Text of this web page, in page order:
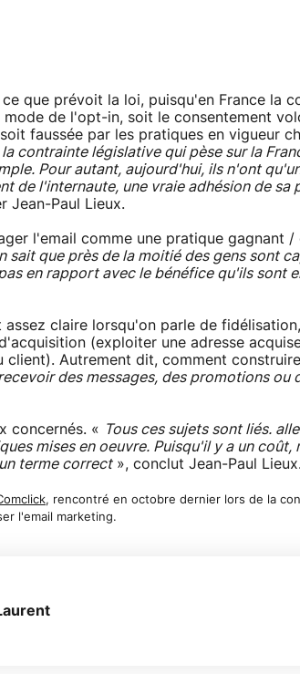
que prévoit la loi, puisqu'en France la
mode de l'opt-in, soit le consentement
faussée par les pratiques en vigueur
contrainte législative qui pèse sur la
Pour autant, aujourd'hui, ils n'ont
de l'internaute, une vraie adhésion de sa
Jean-Paul Lieux.
l'email comme une pratique gagnant
sait que près de la moitié des gens sont
en rapport avec le bénéfice qu'ils sont
claire lorsqu'on parle de
(exploiter une adresse
Autrement dit, comment
des messages, des promotions ou
concernés. « Tous ces sujets sont liés.
mises en oeuvre. Puisqu'il y a un
terme correct», conclut Jean-Paul
, rencontré en octobre dernier lors de la
l'email marketing.